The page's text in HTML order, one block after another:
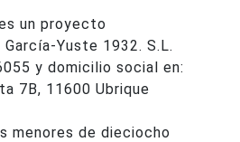
un proyecto
Yuste 1932. S.L.
y domicilio social en:
7B, 11600 Ubrique
menores de dieciocho